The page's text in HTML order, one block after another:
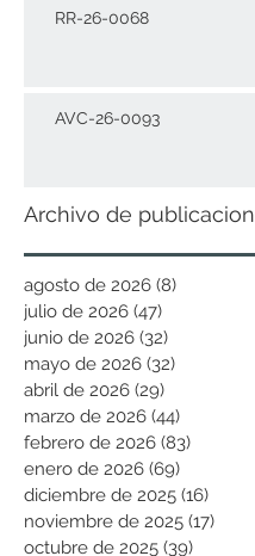
RR-26-0068
AVC-26-0093
Archivo de
agosto de 2026 (8)
julio de 2026 (47)
junio de 2026 (32)
mayo de 2026 (32)
abril de 2026 (29)
marzo de 2026 (44)
febrero de 2026 (83)
enero de 2026 (69)
diciembre de 2025 (16)
noviembre de 2025 (17)
octubre de 2025 (39)